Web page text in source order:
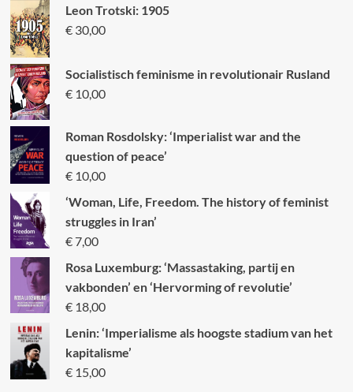
Leon Trotski: 1905
€30,00
Socialistisch feminisme in revolutionair Rusland
€10,00
Roman Rosdolsky: ‘Imperialist war and the
question of peace’
€10,00
‘Woman, Life, Freedom. The history of feminist
struggles in Iran’
€7,00
Rosa Luxemburg: ‘Massastaking, partij en
vakbonden’ en ‘Hervorming of revolutie’
€18,00
Lenin: ‘Imperialisme als hoogste stadium van het
kapitalisme’
€15,00